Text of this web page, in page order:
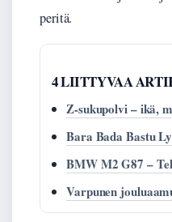
peritä.
4 LIITTYVAA
Z-sukupolvi – ikä,
Bara Bada Bastu
BMW M2 G87 –
Varpunen